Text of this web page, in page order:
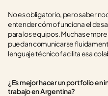
No es obligatorio, pero saber
entender cómo funciona el
para los equipos. Muchas
puedan comunicarse
lenguaje técnico facilita esa
¿Es mejor hacer un portfolio en
trabajo en Argentina?